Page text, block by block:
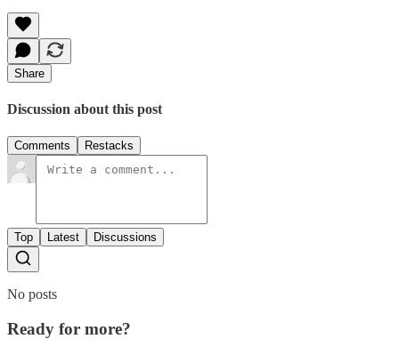
Share
Discussion about this post
Comments Restacks
Top Latest Discussions
No posts
Ready for more?